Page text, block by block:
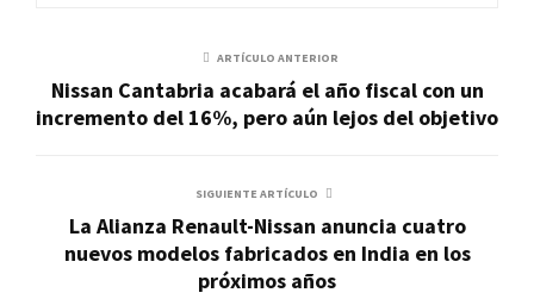
ARTÍCULO ANTERIOR
Nissan Cantabria acabará el año fiscal con un
incremento del 16%, pero aún lejos del objetivo
SIGUIENTE ARTÍCULO
La Alianza Renault-Nissan anuncia cuatro
nuevos modelos fabricados en India en los
próximos años